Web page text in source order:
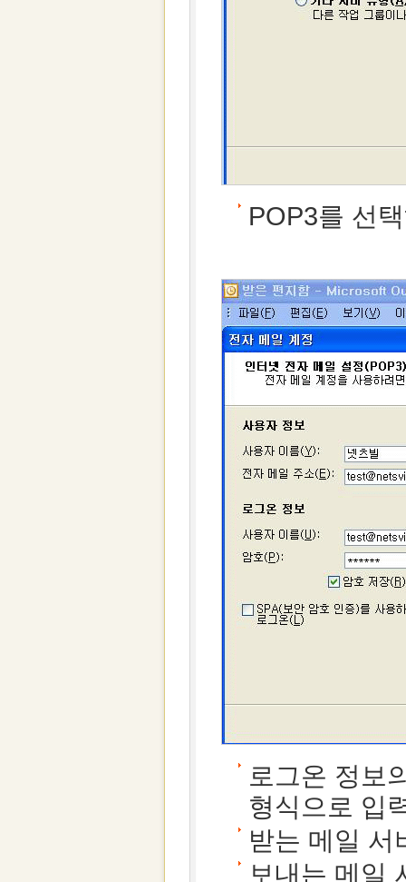
POP3를 선
로그온 정보
형식으로 입
받는 메일 서
보내는 메일